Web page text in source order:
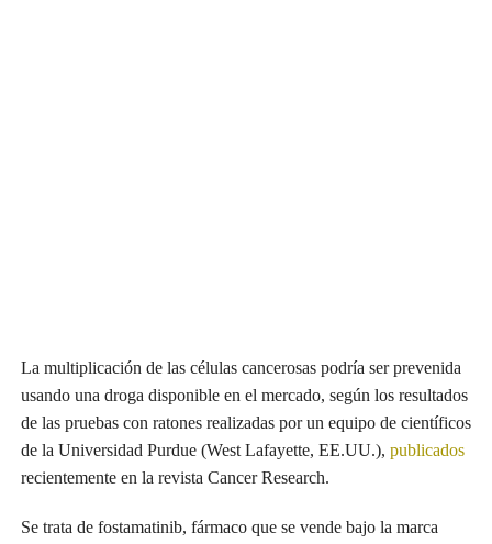
La multiplicación de las células cancerosas podría ser prevenida
usando una droga disponible en el mercado, según los resultados
de las pruebas con ratones realizadas por un equipo de científicos
de la Universidad Purdue (West Lafayette, EE.UU.), publicados
recientemente en la revista Cancer Research.
Se trata de fostamatinib, fármaco que se vende bajo la marca